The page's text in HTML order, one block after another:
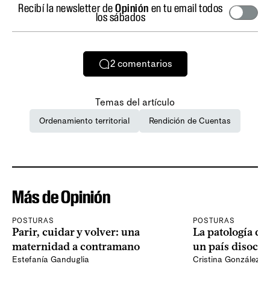
Recibí la newsletter deOpinión en tu email todos
los sábados
2 comentarios
Temas del artículo
Ordenamiento territorial Rendición de Cuentas
Más de Opinión
POSTURAS
Parir, cuidar y volver: una
maternidad a contramano
Estefanía Ganduglia
POSTURAS
La patología
un país
Cristina González